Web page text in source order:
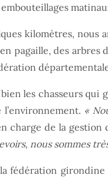
kilomètres, nous
pagaille, des
les chasseurs qui
«
charge de la gestion
nous sommes
fédération girondine